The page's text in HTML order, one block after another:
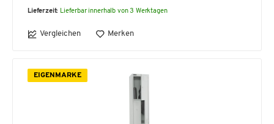
Lieferzeit: Lieferbar innerhalb von 3 Werktagen
Vergleichen Merken
EIGENMARKE